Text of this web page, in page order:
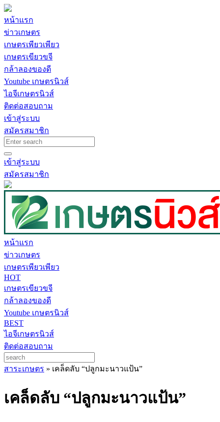
หน้าแรก
ข่าวเกษตร
เกษตรเพียวเพียว
เกษตรเขียวขจี
กล้าลองของดี
Youtube เกษตรนิวส์
ไอจีเกษตรนิวส์
ติดต่อสอบถาม
เข้าสู่ระบบ
สมัครสมาชิก
เข้าสู่ระบบ
สมัครสมาชิก
หน้าแรก
ข่าวเกษตร
เกษตรเพียวเพียว
HOT
เกษตรเขียวขจี
กล้าลองของดี
Youtube เกษตรนิวส์
BEST
ไอจีเกษตรนิวส์
ติดต่อสอบถาม
สาระเกษตร » เคล็ดลับ “ปลูกมะนาวแป้น”
เคล็ดลับ “ปลูกมะนาวแป้น”